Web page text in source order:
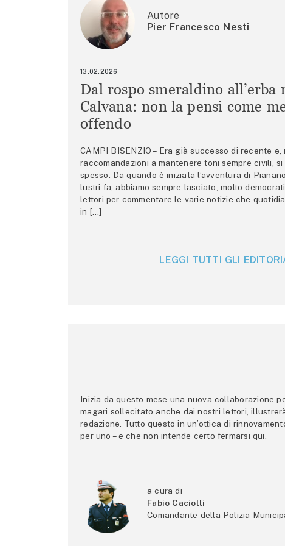
Autore
Pier Francesco Nesti
13.02.2026
Dal rospo smeraldino all’erba
Calvana: non la pensi come
offendo
CAMPI BISENZIO – Era già successo di recente
raccomandazioni a mantenere toni sempre civili,
spesso. Da quando è iniziata l’avventura di
lustri fa, abbiamo sempre lasciato, molto
lettori per commentare le varie notizie che
in […]
LEGGI TUTTI GLI
Inizia da questo mese una nuova collaborazione
magari sollecitato anche dai nostri lettori,
redazione. Tutto questo in un’ottica di
per uno – e che non intende certo fermarsi qui.
a cura di
Fabio Caciolli
Comandante della Polizia